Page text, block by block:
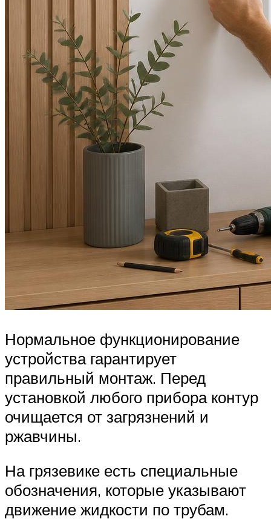
Нормальное функционирование
устройства гарантирует
правильный монтаж. Перед
установкой любого прибора контур
очищается от загрязнений и
ржавчины.
На грязевике есть специальные
обозначения, которые указывают
движение жидкости по трубам.